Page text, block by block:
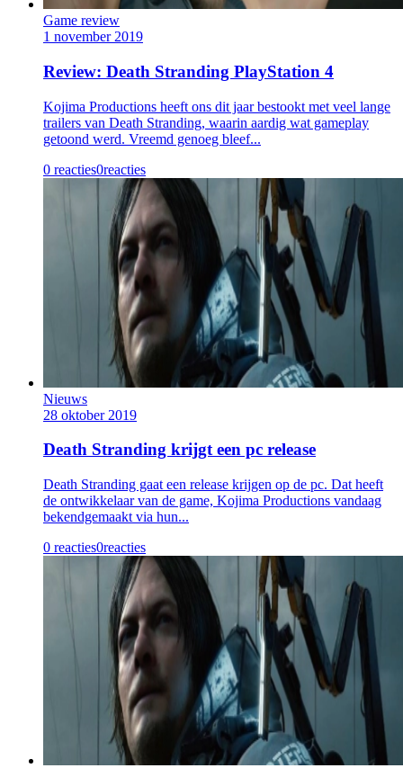
Game review
1 november 2019
Review: Death Stranding PlayStation 4
Kojima Productions heeft ons dit jaar bestookt met veel lange
trailers van Death Stranding, waarin aardig wat gameplay
getoond werd. Vreemd genoeg bleef...
0 reacties0reacties
Nieuws
28 oktober 2019
Death Stranding krijgt een pc release
Death Stranding gaat een release krijgen op de pc. Dat heeft
de ontwikkelaar van de game, Kojima Productions vandaag
bekendgemaakt via hun...
0 reacties0reacties